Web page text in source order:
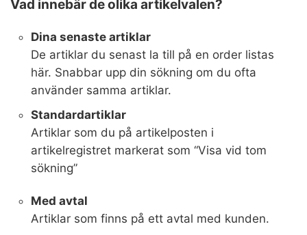
Vad innebär de olika artikelvalen?
Dina senaste artiklar
De artiklar du senast la till på en order listas
här. Snabbar upp din sökning om du ofta
använder samma artiklar.
Standardartiklar
Artiklar som du på artikelposten i
artikelregistret markerat som “Visa vid tom
sökning”
Med avtal
Artiklar som finns på ett avtal med kunden.